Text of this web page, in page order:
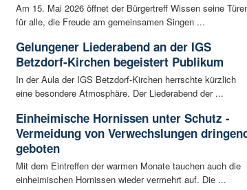
Am 15. Mai 2026 öffnet der Bürgertreff Wissen seine
für alle, die Freude am gemeinsamen Singen ...
Gelungener Liederabend an der IGS
Betzdorf-Kirchen begeistert Publikum
In der Aula der IGS Betzdorf-Kirchen herrschte kürzlich
eine besondere Atmosphäre. Der Liederabend der ...
Einheimische Hornissen unter Schutz -
Vermeidung von Verwechslungen
geboten
Mit dem Eintreffen der warmen Monate tauchen auch die
einheimischen Hornissen wieder vermehrt auf. Die ...